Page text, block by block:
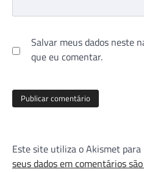
Salvar meus dados neste
que eu comentar.
Este site utiliza o Akismet para
seus dados em comentários